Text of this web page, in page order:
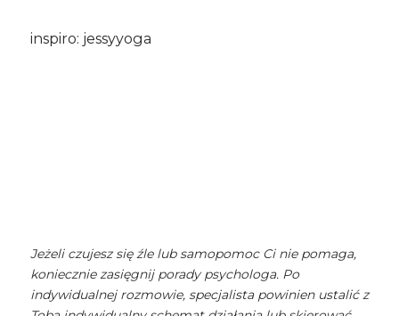
inspiro: jessyyoga
Jeżeli czujesz się źle lub samopomoc Ci nie pomaga,
koniecznie zasięgnij porady psychologa. Po
indywidualnej rozmowie, specjalista powinien ustalić z